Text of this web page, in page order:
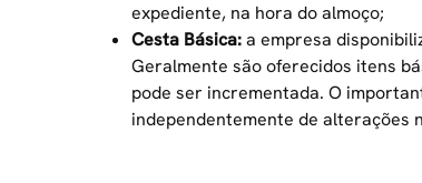
expediente, na hora do almoço;
Cesta Básica:a empresa
Geralmente são oferecidos itens
pode ser incrementada. O
independentemente de alterações